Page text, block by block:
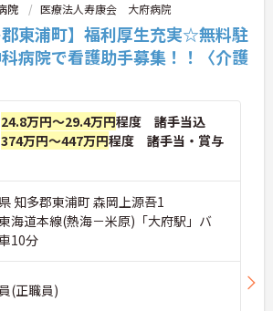
院 医療法人寿康会 大府病院
郡東浦町】福利厚生充実☆無料駐
病院で看護助手募集！！〈介護
24.8万円～29.4万円程度 諸手当込
374万円～447万円程度 諸手当・賞与
知多郡東浦町 森岡上源吾1
海道本線(熱海－米原)「大府駅」バ
10分
(正職員)